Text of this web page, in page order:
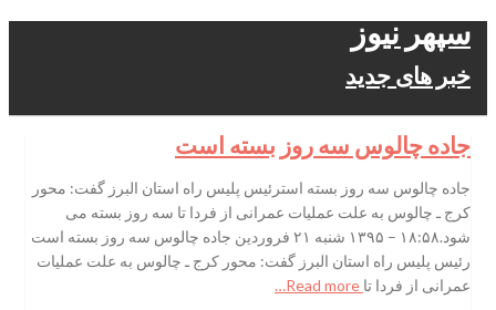
سپهر نیوز
خبر های جدید
جاده چالوس سه روز بسته است
جاده چالوس سه روز بسته استرئیس پلیس راه استان البرز گفت: محور
کرج ـ چالوس به علت عملیات عمرانی از فردا تا سه روز بسته می
شود.۱۸:۵۸ – ۱۳۹۵ شنبه ۲۱ فروردین جاده چالوس سه روز بسته است
رئیس پلیس راه استان البرز گفت: محور کرج ـ چالوس به علت عملیات
عمرانی از فردا تا